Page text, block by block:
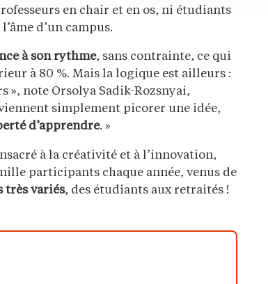
en chair et en os, ni étudiants
d’un campus.
à son rythme, sans contrainte, ce qui
à 80 %. Mais la logique est ailleurs :
», note Orsolya Sadik-Rozsnyai,
simplement picorer une idée,
d’apprendre. »
à la créativité et à l’innovation,
participants chaque année, venus de
très variés, des étudiants aux retraités !